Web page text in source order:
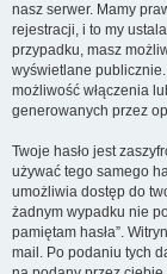
nasz serwer. Mamy
rejestracji, i to my
przypadku, masz
wyświetlane
możliwość włączenia
generowanych przez
Twoje hasło jest
używać tego samego
umożliwia dostęp do
żadnym wypadku nie
pamiętam hasła”.
mail. Po podaniu tych